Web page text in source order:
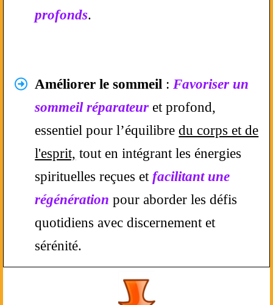
profonds.
Améliorer le sommeil :Favoriser un
sommeil réparateur et profond,
essentiel pour l’équilibredu corps et de
l'esprit, tout en intégrant les énergies
spirituelles reçues etfacilitant une
régénération pour aborder les défis
quotidiens avec discernement et
sérénité.